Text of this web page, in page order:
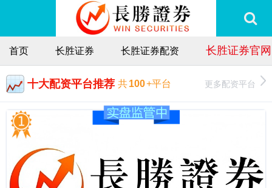
首页 长胜证券 长胜证券配资 长胜证券官网
十大配资平台推荐 共100+平台 更多配资平台